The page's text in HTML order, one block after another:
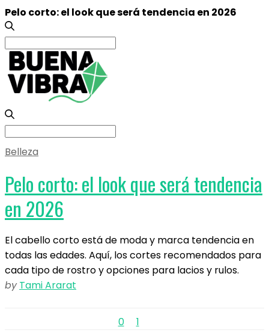
Pelo corto: el look que será tendencia en 2026
Search
for:
Search
Belleza
Pelo corto: el look que será tendencia
en 2026
El cabello corto está de moda y marca tendencia en
todas las edades. Aquí, los cortes recomendados para
cada tipo de rostro y opciones para lacios y rulos.
by Tami Ararat
0 1